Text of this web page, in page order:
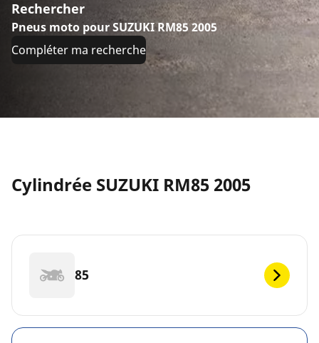
Rechercher
Pneus moto pour SUZUKI RM85 2005
Compléter ma recherche
Cylindrée SUZUKI RM85 2005
85